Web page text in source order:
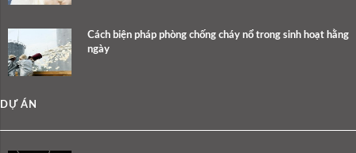
Cách biện pháp phòng chống cháy nổ trong sinh hoạt hằng
ngày
DỰ ÁN